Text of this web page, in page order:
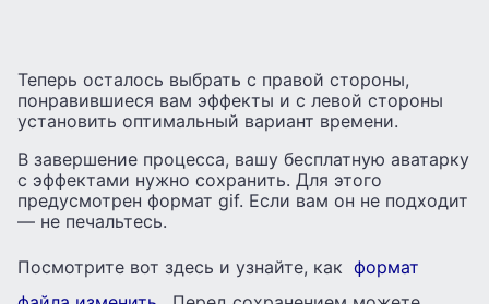
Теперь осталось выбрать с правой стороны,
понравившиеся вам эффекты и с левой стороны
установить оптимальный вариант времени.
В завершение процесса, вашу бесплатную аватарку
с эффектами нужно сохранить. Для этого
предусмотрен формат gif. Если вам он не подходит
— не печальтесь.
Посмотрите вот здесь и узнайте, как формат